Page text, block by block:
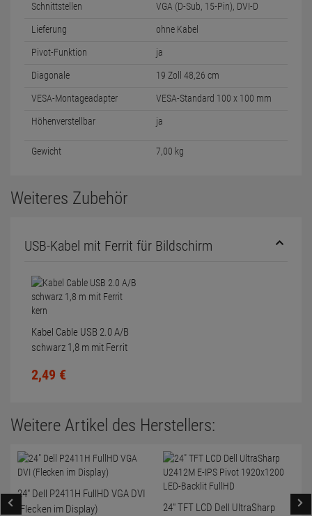
Schnittstellen VGA (D-Sub, 15-Pin), DVI-D
Lieferung ohne Kabel
Pivot-Funktion ja
Diagonale 19 Zoll 48,26 cm
VESA-Montageadapter VESA-Standard 100 x 100 mm
Höhenverstellbar ja
Gewicht 7,00 kg
Weiteres Zubehör
USB-Kabel mit Ferrit für Bildschirm
Kabel Cable USB 2.0 A/B
schwarz 1,8 m mit Ferrit
2,49 €
Weitere Artikel des Herstellers:
24" Dell P2411H FullHD VGA DVI
(Flecken im Display)
24" TFT LCD Dell UltraSharp